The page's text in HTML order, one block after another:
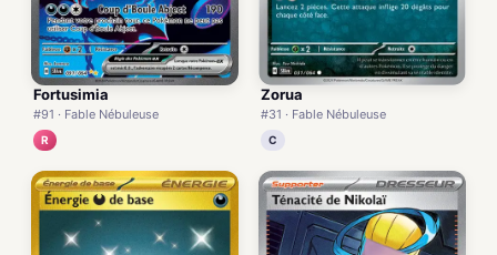
Fortusimia
#91 · Fable Nébuleuse
R
Zorua
#31 · Fable Nébuleuse
C